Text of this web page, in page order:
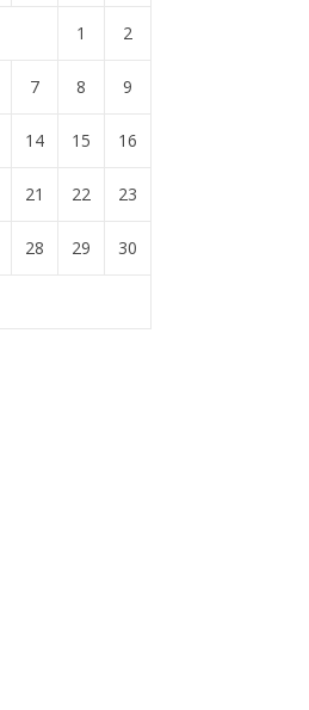
1 2
7 8 9
14 15 16
21 22 23
28 29 30